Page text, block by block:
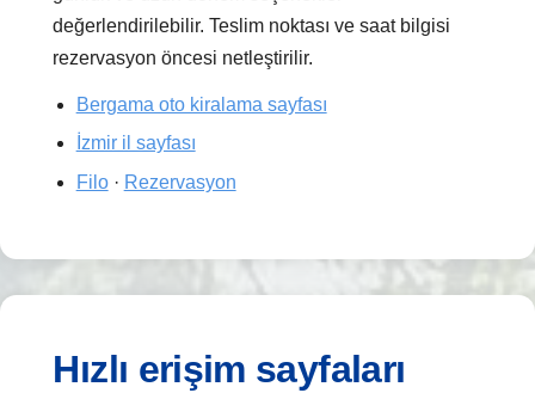
değerlendirilebilir. Teslim noktası ve saat bilgisi
rezervasyon öncesi netleştirilir.
Bergama oto kiralama sayfası
İzmir il sayfası
Filo· Rezervasyon
Hızlı erişim sayfaları